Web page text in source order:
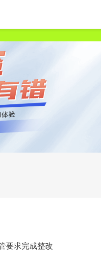
要求完成整改